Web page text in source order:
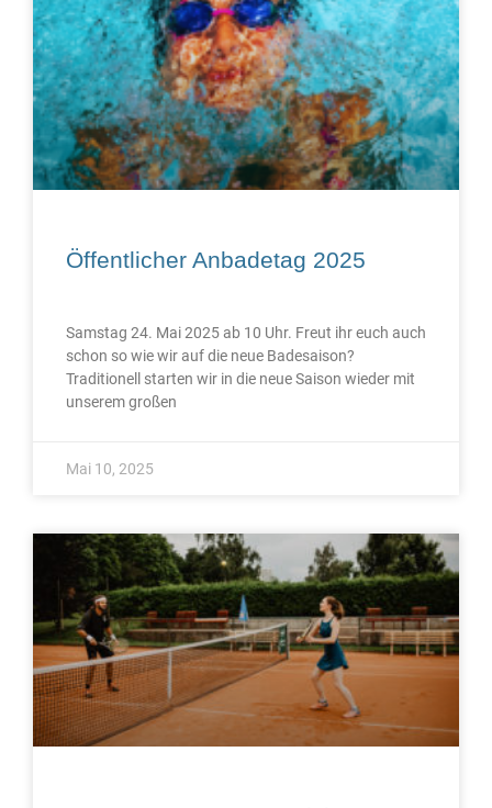
Öffentlicher Anbadetag 2025
Samstag 24. Mai 2025 ab 10 Uhr. Freut ihr euch auch
schon so wie wir auf die neue Badesaison?
Traditionell starten wir in die neue Saison wieder mit
unserem großen
Mai 10, 2025